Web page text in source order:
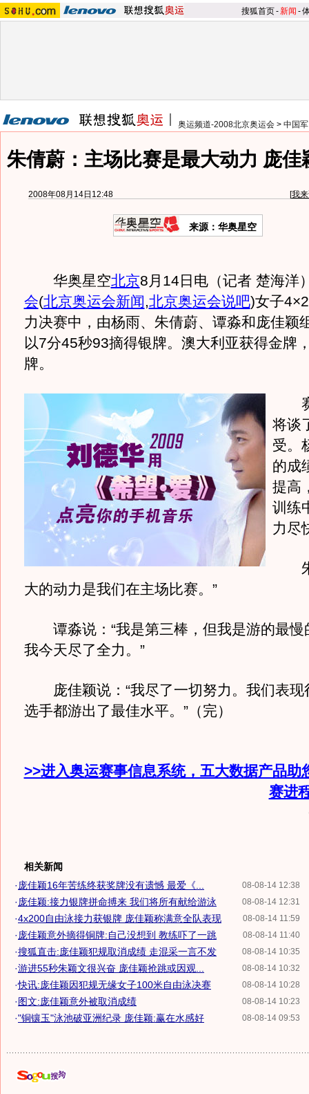
搜狐首页-新闻 -
奥运频道-2008北京奥运会 > 中国
朱倩蔚：主场比赛是最大动力 庞佳
2008年08月14日12:48 [我
来源：华奥星空
华奥星空北京8月14日电（记者 楚海洋
会(北京奥运会新闻,北京奥运会说吧)女子
力决赛中，由杨雨、朱倩蔚、谭淼和庞佳颖
以7分45秒93摘得银牌。澳大利亚获得金牌
牌。
赛
将谈
受。
的成
提高
训练
力尽
朱
大的动力是我们在主场比赛。”
谭淼说：“我是第三棒，但我是游的最慢
我今天尽了全力。”
庞佳颖说：“我尽了一切努力。我们表现
选手都游出了最佳水平。”（完）
>>进入奥运赛事信息系统，五大数据产品助
赛进
相关新闻
08-08-14 12:38
· 庞佳颖16年苦练终获奖牌没有遗憾 最爱《...
08-08-14 12:31
· 庞佳颖:接力银牌拼命搏来 我们将所有献给游泳
08-08-14 11:59
·4x200自由泳接力获银牌 庞佳颖称满意全队表现
08-08-14 11:40
· 庞佳颖意外摘得铜牌:自己没想到 教练吓了一跳
08-08-14 10:35
·搜狐直击:庞佳颖犯规取消成绩 走混采一言不发
08-08-14 10:32
·游进55秒朱颖文很兴奋 庞佳颖抢跳或因观...
08-08-14 10:28
·快讯:庞佳颖因犯规无缘女子100米自由泳决赛
08-08-14 10:23
·图文:庞佳颖意外被取消成绩
08-08-14 09:53
·"铜镶玉"泳池破亚洲纪录 庞佳颖:赢在水感好